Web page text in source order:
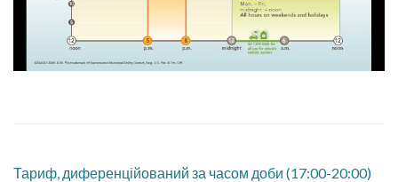
Тариф, диференційований за часом доби (17:00-20:00)